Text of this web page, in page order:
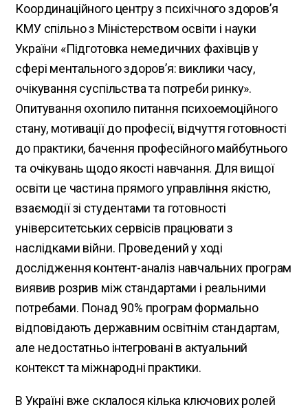
Координаційного центру з психічного здоров’я
КМУ спільно з Міністерством освіти і науки
України «Підготовка немедичних фахівців у
сфері ментального здоров’я: виклики часу,
очікування суспільства та потреби ринку».
Опитування охопило питання психоемоційного
стану, мотивації до професії, відчуття готовності
до практики, бачення професійного майбутнього
та очікувань щодо якості навчання. Для вищої
освіти це частина прямого управління якістю,
взаємодії зі студентами та готовності
університетських сервісів працювати з
наслідками війни. Проведений у ході
дослідження контент-аналіз навчальних програм
виявив розрив між стандартами і реальними
потребами. Понад 90% програм формально
відповідають державним освітнім стандартам,
але недостатньо інтегровані в актуальний
контекст та міжнародні практики.
В Україні вже склалося кілька ключових ролей